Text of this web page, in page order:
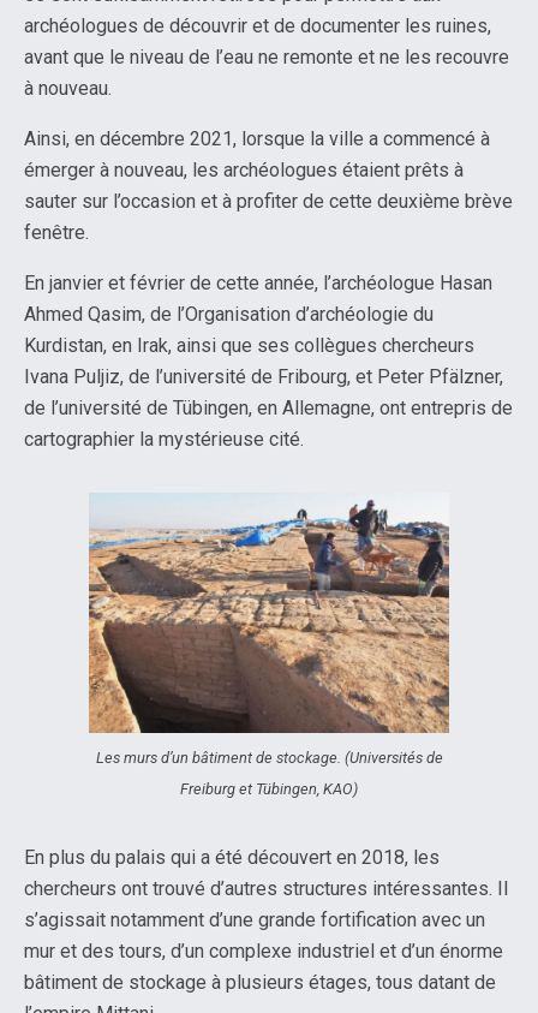
archéologues de découvrir et de documenter les ruines,
avant que le niveau de l’eau ne remonte et ne les recouvre
à nouveau.
Ainsi, en décembre 2021, lorsque la ville a commencé à
émerger à nouveau, les archéologues étaient prêts à
sauter sur l’occasion et à profiter de cette deuxième brève
fenêtre.
En janvier et février de cette année, l’archéologue Hasan
Ahmed Qasim, de l’Organisation d’archéologie du
Kurdistan, en Irak, ainsi que ses collègues chercheurs
Ivana Puljiz, de l’université de Fribourg, et Peter Pfälzner,
de l’université de Tübingen, en Allemagne, ont entrepris de
cartographier la mystérieuse cité.
Les murs d’un bâtiment de stockage. (Universités de
Freiburg et Tübingen, KAO)
En plus du palais qui a été découvert en 2018, les
chercheurs ont trouvé d’autres structures intéressantes. Il
s’agissait notamment d’une grande fortification avec un
mur et des tours, d’un complexe industriel et d’un énorme
bâtiment de stockage à plusieurs étages, tous datant de